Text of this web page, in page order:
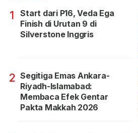
1
Start dari P16, Veda Ega
Finish di Urutan 9 di
Silverstone Inggris
2 Segitiga Emas Ankara-
Riyadh-Islamabad:
Membaca Efek Gentar
Pakta Makkah 2026